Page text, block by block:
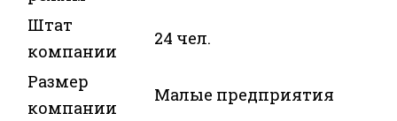
Штат
компании
24 чел.
Размер
компании
Малые предприятия